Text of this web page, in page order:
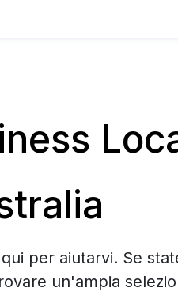
per aiutarvi. Se
un'ampia